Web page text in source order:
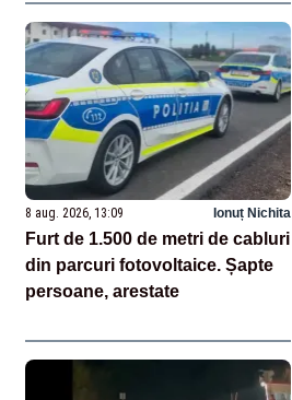
8 aug. 2026, 13:09 Ionuț Nichita
Furt de 1.500 de metri de cabluri
din parcuri fotovoltaice. Șapte
persoane, arestate